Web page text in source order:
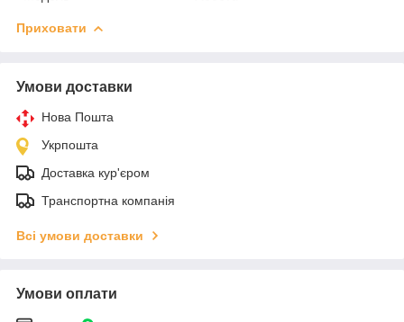
Приховати
Умови доставки
Нова Пошта
Укрпошта
Доставка кур'єром
Транспортна компанія
Всі умови доставки
Умови оплати